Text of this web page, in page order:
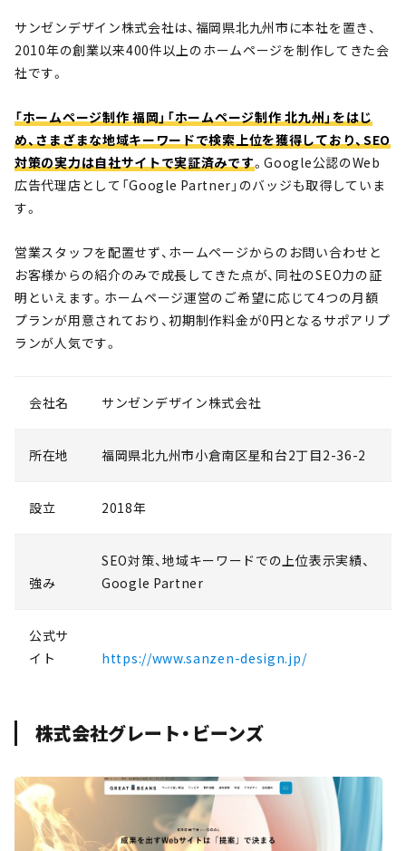
サンゼンデザイン株式会社は、福岡県北九州市に本社を置き、
2010年の創業以来400件以上のホームページを制作してきた会
社です。
「ホームページ制作 福岡」「ホームページ制作 北九州」をはじ
め、さまざまな地域キーワードで検索上位を獲得しており、SEO
対策の実力は自社サイトで実証済みです。Google公認のWeb
広告代理店として「Google Partner」のバッジも取得していま
す。
営業スタッフを配置せず、ホームページからのお問い合わせと
お客様からの紹介のみで成長してきた点が、同社のSEO力の証
明といえます。ホームページ運営のご希望に応じて4つの月額
プランが用意されており、初期制作料金が0円となるサポアリプ
ランが人気です。
会社名 サンゼンデザイン株式会社
所在地 福岡県北九州市小倉南区星和台2丁目2-36-2
設立 2018年
強み
SEO対策、地域キーワードでの上位表示実績、
Google Partner
公式サ
イト
https://www.sanzen-design.jp/
株式会社グレート・ビーンズ